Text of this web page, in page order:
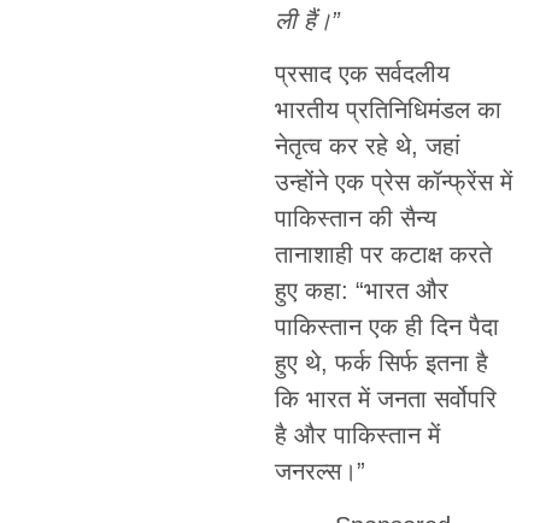
ली हैं।”
प्रसाद एक सर्वदलीय
भारतीय प्रतिनिधिमंडल का
नेतृत्व कर रहे थे, जहां
उन्होंने एक प्रेस कॉन्फ्रेंस में
पाकिस्तान की सैन्य
तानाशाही पर कटाक्ष करते
हुए कहा: “भारत और
पाकिस्तान एक ही दिन पैदा
हुए थे, फर्क सिर्फ इतना है
कि भारत में जनता सर्वोपरि
है और पाकिस्तान में
जनरल्स।”